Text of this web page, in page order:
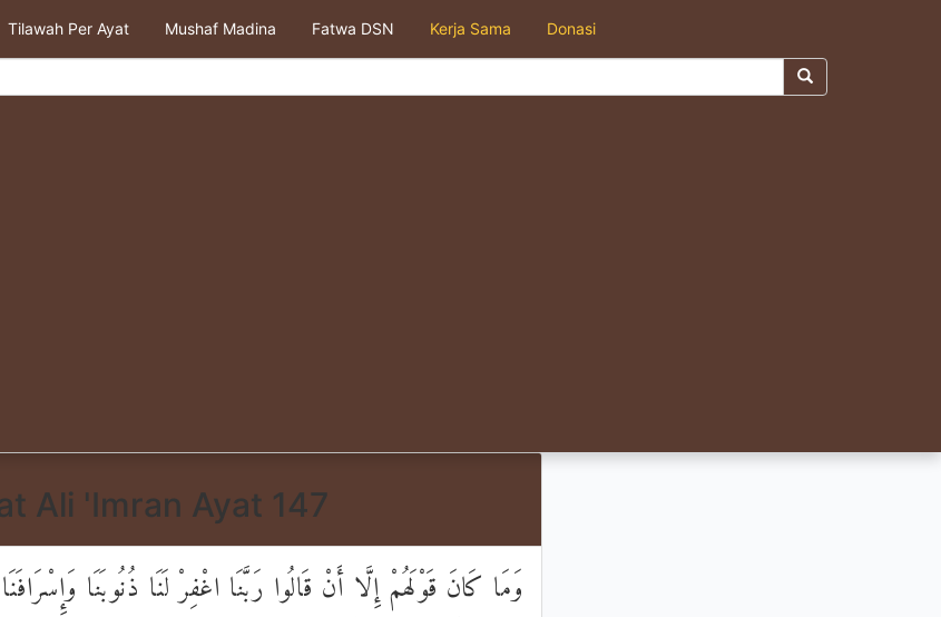
Tilawah Per Ayat Mushaf Madina Fatwa DSN Kerja Sama Donasi
Ali 'Imran Ayat 147
وَمَا كَانَ قَوْلَهُمْ إِلَّا أَنْ قَالُوا رَبَّنَا اغْفِرْ لَنَا ذُنُوبَنَا